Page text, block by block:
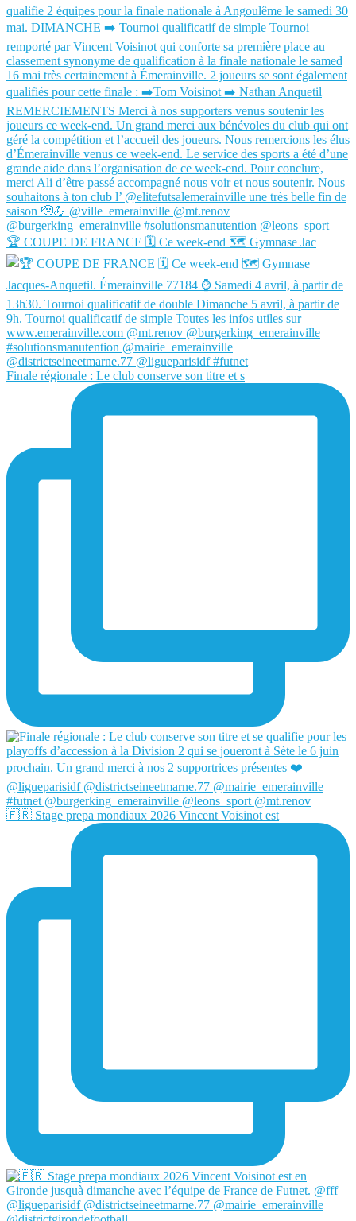
🏆 COUPE DE FRANCE 🗓️ Ce week-end 🗺️ Gymnase Jac
Finale régionale : Le club conserve son titre et s
🇫🇷 Stage prepa mondiaux 2026 Vincent Voisinot est